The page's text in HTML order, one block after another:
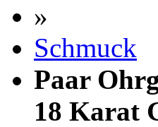
»
Schmuck
Paar
18 Karat